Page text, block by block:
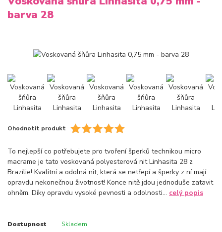
barva 28
Ohodnotit produkt
To nejlepší co potřebujete pro tvoření šperků technikou micro
macrame je tato voskovaná polyesterová nit Linhasita 28 z
Brazílie! Kvalitní a odolná nit, která se netřepí a šperky z ní mají
opravdu nekonečnou životnost! Konce nitě jdou jednoduše zatavit
ohněm. Díky opravdu vysoké pevnosti a odolnosti... celý popis
Dostupnost Skladem